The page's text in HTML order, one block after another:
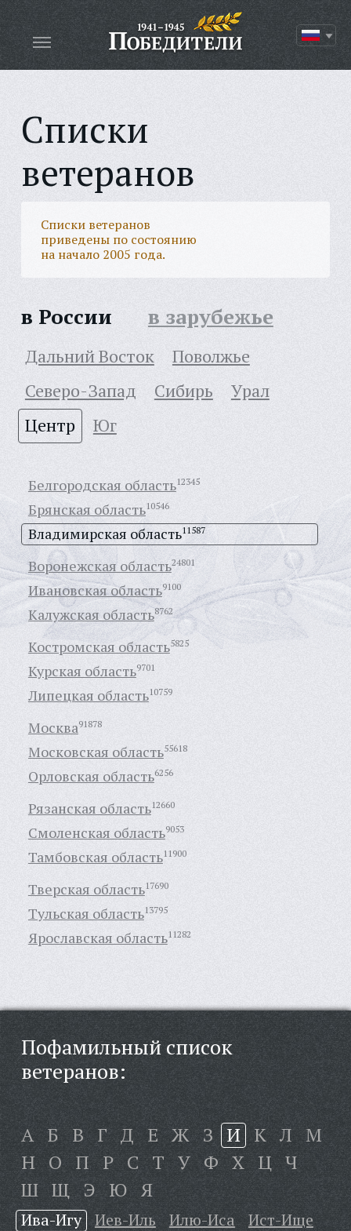
Списки
ветеранов
Списки ветеранов
приведены по состоянию
на начало 2005 года.
в России в зарубежье
Дальний Восток
Поволжье
Северо-Запад
Сибирь
Урал
Центр
Юг
Белгородская область12345
Брянская область10546
Владимирская область11587
Воронежская область24801
Ивановская область9100
Калужская область8762
Костромская область5825
Курская область9701
Липецкая область10759
Москва91878
Московская область55618
Орловская область6256
Рязанская область12660
Смоленская область9053
Тамбовская область11900
Тверская область17690
Тульская область13795
Ярославская область11282
Пофамильный список
ветеранов:
А Б В Г Д Е Ж З И К Л М
Н О П Р С Т У Ф Х Ц Ч
Ш Щ Э Ю Я
Ива-Игу Иев-Иль Илю-Иса Ист-Ище